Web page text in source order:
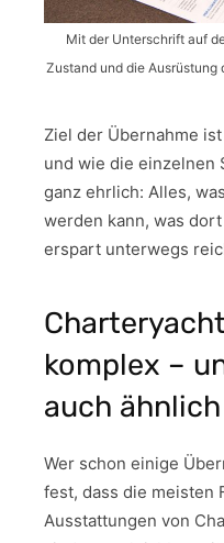
Mit der Unterschrift auf
Zustand und die
Ziel der Übernahme
und wie die einzelnen
ganz ehrlich: Alles,
werden kann, was
erspart unterwegs
komplex –
auch ähnlich
Wer schon einige
fest, dass die meisten
Ausstattungen von